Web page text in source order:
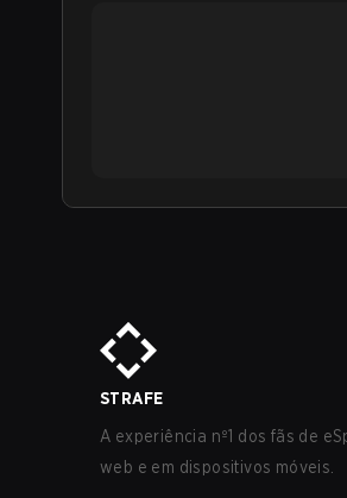
STRAFE
A experiência nº1 dos fãs de
web e em dispositivos móveis.